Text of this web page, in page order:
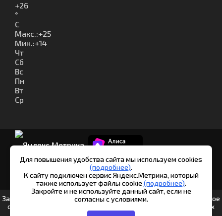
+26
°
C
Макс.:+25
Мин.:+14
Чт
Сб
Вс
Пн
Вт
Ср
© Шипуново инфо. 2013-2026
Для повышения удобства сайта мы используем cookies
(подробнее).
К сайту подключен сервис Яндекс.Метрика, который
также использует файлы cookie (подробнее).
Закройте и не используйте данный сайт, если не
согласны с условиями.
Заполняя любые формы на данном сайте вы подтверждаете свое
совершеннолетие и соглашаетесь на обработку персональных